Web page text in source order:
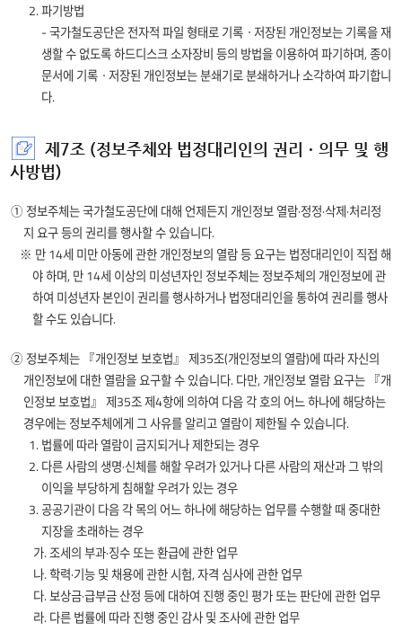
국유재산
운영근거
- 국유재산법 제30조(사용허가)
- 국유재산법 제32조(사용료)
- 국유재산법 시행령 제84조
처리목적
- 국유재산 운영을 위한 임차인
주민등록번호,
휴대폰번호,
주소
(선택) 집연락처,
(필수)
(선택) 이메일
2. 파기방법
- 국가철도공단은 전자적 파일 형태로 기록ㆍ저장된 개인정보는 기록을 재
생할 수 없도록 하드디스크 소자장비 등의 방법을 이용하여 파기하며, 종이
문서에 기록ㆍ저장된 개인정보는 분쇄기로 분쇄하거나 소각하여 파기합니
다.
제7조 (정보주체와 법정대리인의 권리ㆍ의무 및 행
사방법)
① 정보주체는 국가철도공단에 대해 언제든지 개인정보 열람·정정·삭제·처리정
지 요구 등의 권리를 행사할 수 있습니다.
※ 만 14세 미만 아동에 관한 개인정보의 열람 등 요구는 법정대리인이 직접 해
야 하며, 만 14세 이상의 미성년자인 정보주체는 정보주체의 개인정보에 관
하여 미성년자 본인이 권리를 행사하거나 법정대리인을 통하여 권리를 행사
할 수도 있습니다.
② 정보주체는 『개인정보 보호법』 제35조(개인정보의 열람)에 따라 자신의
개인정보에 대한 열람을 요구할 수 있습니다. 다만, 개인정보 열람 요구는 『개
인정보 보호법』 제35조 제4항에 의하여 다음 각 호의 어느 하나에 해당하는
경우에는 정보주체에게 그 사유를 알리고 열람이 제한될 수 있습니다.
1. 법률에 따라 열람이 금지되거나 제한되는 경우
2. 다른 사람의 생명·신체를 해할 우려가 있거나 다른 사람의 재산과 그 밖의
이익을 부당하게 침해할 우려가 있는 경우
3. 공공기관이 다음 각 목의 어느 하나에 해당하는 업무를 수행할 때 중대한
지장을 초래하는 경우
가. 조세의 부과·징수 또는 환급에 관한 업무
나. 학력·기능 및 채용에 관한 시험, 자격 심사에 관한 업무
다. 보상금·급부금 산정 등에 대하여 진행 중인 평가 또는 판단에 관한 업무
라. 다른 법률에 따라 진행 중인 감사 및 조사에 관한 업무